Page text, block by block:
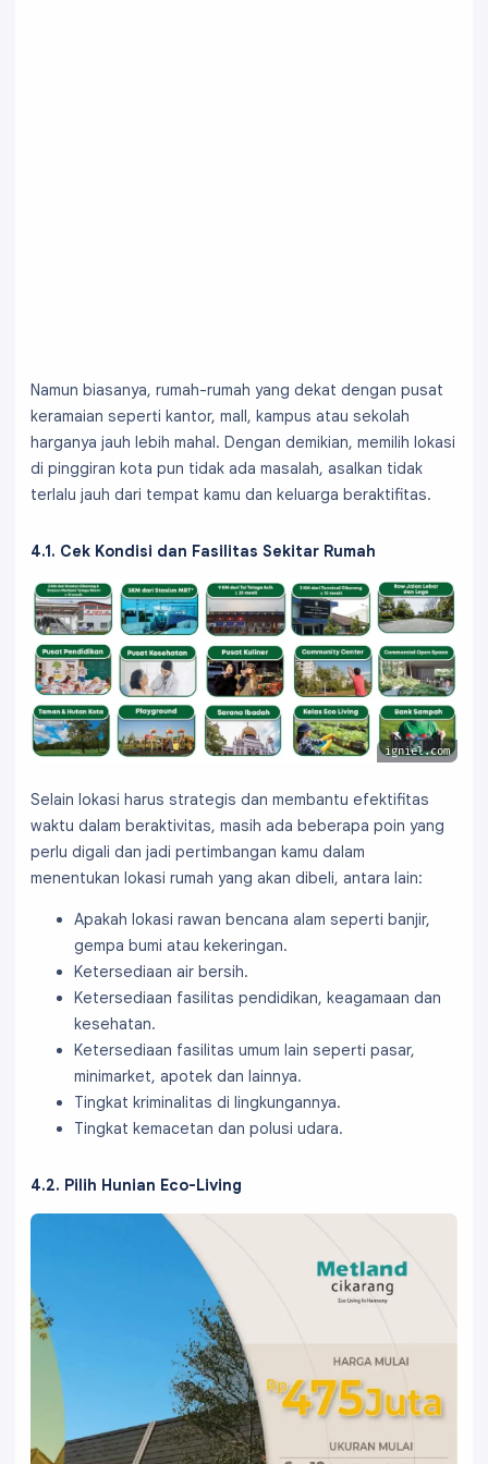
Namun biasanya, rumah-rumah yang dekat dengan pusat
keramaian seperti kantor, mall, kampus atau sekolah
harganya jauh lebih mahal. Dengan demikian, memilih lokasi
di pinggiran kota pun tidak ada masalah, asalkan tidak
terlalu jauh dari tempat kamu dan keluarga beraktifitas.
4.1. Cek Kondisi dan Fasilitas Sekitar Rumah
igniel.com
Selain lokasi harus strategis dan membantu efektifitas
waktu dalam beraktivitas, masih ada beberapa poin yang
perlu digali dan jadi pertimbangan kamu dalam
menentukan lokasi rumah yang akan dibeli, antara lain:
Apakah lokasi rawan bencana alam seperti banjir,
gempa bumi atau kekeringan.
Ketersediaan air bersih.
Ketersediaan fasilitas pendidikan, keagamaan dan
kesehatan.
Ketersediaan fasilitas umum lain seperti pasar,
minimarket, apotek dan lainnya.
Tingkat kriminalitas di lingkungannya.
Tingkat kemacetan dan polusi udara.
4.2. Pilih Hunian Eco-Living